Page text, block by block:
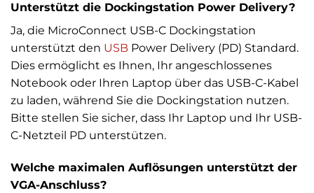
Unterstützt die Dockingstation Power Delivery?
Ja, die MicroConnect USB-C Dockingstation
unterstützt den USB Power Delivery (PD) Standard.
Dies ermöglicht es Ihnen, Ihr angeschlossenes
Notebook oder Ihren Laptop über das USB-C-Kabel
zu laden, während Sie die Dockingstation nutzen.
Bitte stellen Sie sicher, dass Ihr Laptop und Ihr USB-
C-Netzteil PD unterstützen.
Welche maximalen Auflösungen unterstützt der
VGA-Anschluss?